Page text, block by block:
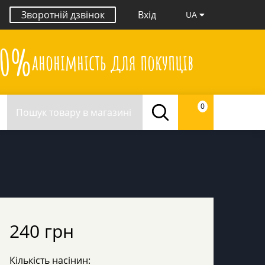
Зворотній дзвінок Вхід UA
анонімність для покупців
0
240 грн
Кількість насінин: